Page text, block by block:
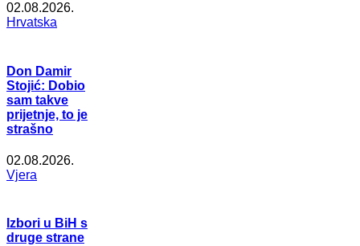
02.08.2026.
Hrvatska
Don Damir
Stojić: Dobio
sam takve
prijetnje, to je
strašno
02.08.2026.
Vjera
Izbori u BiH s
druge strane